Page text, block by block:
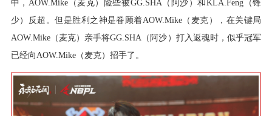
中，AOW.Mike（麦克）险些被GG.SHA（阿沙）和KLA.Feng（锋
少）反超。但是胜利之神是眷顾着AOW.Mike（麦克），在关键局
AOW.Mike（麦克）亲手将GG.SHA（阿沙）打入返魂时，似乎冠军
已经向AOW.Mike（麦克）招手了。